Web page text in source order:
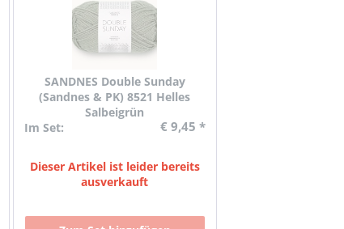
SANDNES Double Sunday
(Sandnes & PK) 8521 Helles
Salbeigrün
Im Set:
€ 9,45 *
Dieser Artikel ist leider bereits
ausverkauft